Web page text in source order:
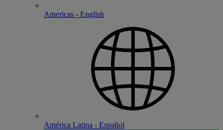
Americas - English
América Latina - Español